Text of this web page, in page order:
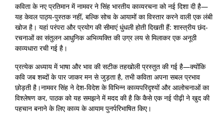
कविता के नए प्रतिमान में नामवर ने सिंह भारतीय काव्यरचना को नई दिशा दी है—
यह केवल पाठ्य-पुस्तक नहीं, बल्कि सोच के आयामों का विस्तार करने वाली एक लंबी
खोज है। यहां परंपरा और प्रयोग की सीमाएं धुंधली होती दिखती हैं: शास्त्रीय छंद-
रचनाओं का संतुलन आधुनिक अभिव्यक्ति की उग्र लय से मिलाकर एक अनूठी
काव्यधारा रची गई है।
प्रत्येक अध्याय में भाषा और भाव की सटीक तहखोली प्रस्तुत की गई है—क्योंकि
कवि जब शब्दों के पार जाकर मन से जुड़ता है, तभी कविता अपना सबल प्रभाव
छोड़ती है।नामवर सिंह ने देश-विदेश के विभिन्न काव्यपरिदृश्यों और आलोचनाओं का
विश्लेषण कर, पाठक को यह समझने में मदद की है कि कैसे एक नई पीढ़ी ने खुद की
पहचान बनाने के लिए काव्य के आयाम पुनर्परिभाषित किए।